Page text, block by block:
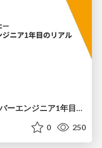
実践が先生だった— 新卒サーバーエンジニア1年目のリアル
0 250